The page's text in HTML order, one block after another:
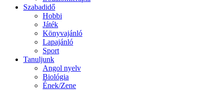
Szabadidő
Hobbi
Játék
Könyvajánló
Lapajánló
Sport
Tanuljunk
Angol nyelv
Biológia
Ének/Zene